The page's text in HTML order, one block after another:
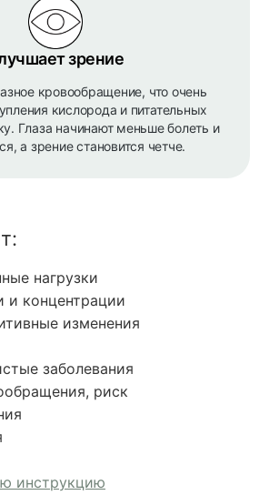
зрение
кровообращение, что очень
кислорода и питательных
Глаза начинают меньше болеть и
а зрение становится четче.
нагрузки
и концентрации
изменения
заболевания
риск
инструкцию